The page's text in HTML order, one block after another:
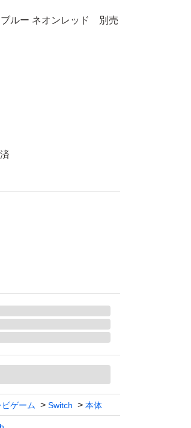
ブルー ネオンレッド 別売
たまに接触が悪く本体へ
す。
は7点セットと書いてい
。
です。
ビゲーム Switch 本体